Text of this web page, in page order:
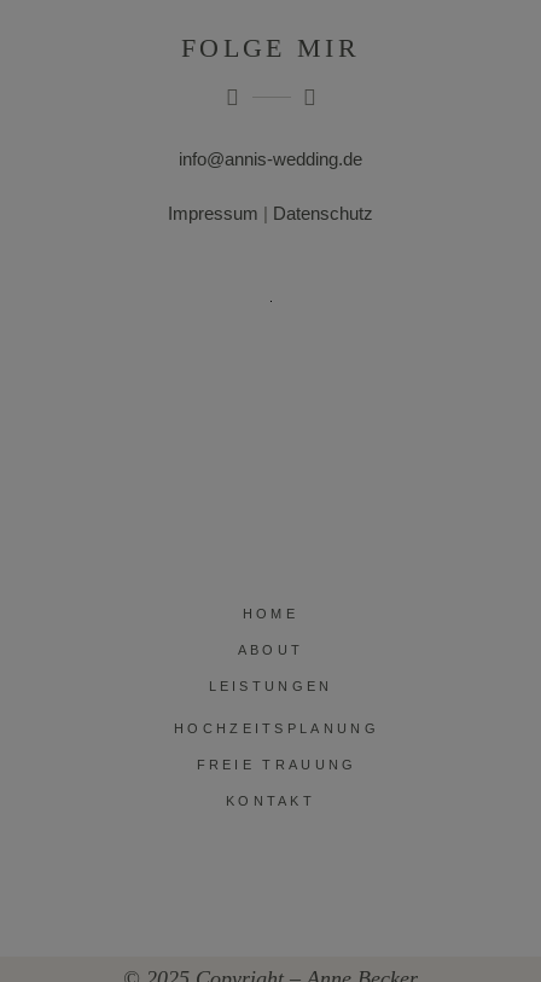
FOLGE MIR
info@annis-wedding.de
Impressum | Datenschutz
HOME
ABOUT
LEISTUNGEN
HOCHZEITSPLANUNG
FREIE TRAUUNG
KONTAKT